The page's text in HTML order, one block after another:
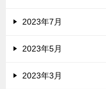
2023年7月
2023年5月
2023年3月